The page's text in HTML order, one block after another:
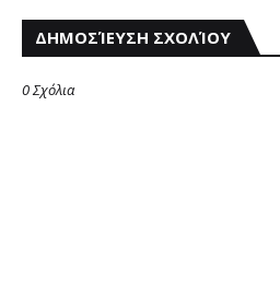
ΔΗΜΟΣΊΕΥΣΗ ΣΧΟΛΊΟΥ
0 Σχόλια